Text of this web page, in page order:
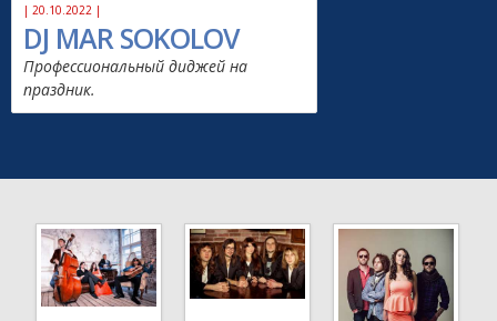
| 20.10.2022 |
DJ MAR SOKOLOV
Профессиональный диджей на
праздник.